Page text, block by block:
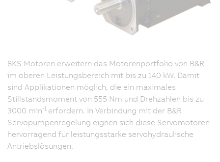
8KS Motoren erweitern das Motorenportfolio von B&R
im oberen Leistungsbereich mit bis zu 140 kW. Damit
sind Applikationen möglich, die ein maximales
Stillstandsmoment von 555 Nm und Drehzahlen bis zu
3000 min-1 erfordern. In Verbindung mit der B&R
Servopumpenregelung eignen sich diese Servomotoren
hervorragend für leistungsstarke servohydraulische
Antriebslösungen.